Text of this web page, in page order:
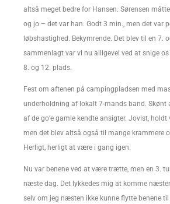
altså meget bedre for Hansen. Sørensen
og jo – det var han. Godt 3 min., men det var
løbshastighed. Bekymrende. Det blev til en 7.
sammenlagt var vi nu alligevel ved at snige
8. og 12. plads.
Fest om aftenen på campingpladsen med
underholdning af lokalt 7-mands band. Skønt
af de go’e gamle kendte ansigter. Jovist,
men det blev altså også til mange krammere
Herligt, herligt at være i gang igen.
Nu var benene ved at være trætte, men en 3.
næste dag. Det lykkedes mig at komme
selv om jeg næsten ikke kunne flytte benene